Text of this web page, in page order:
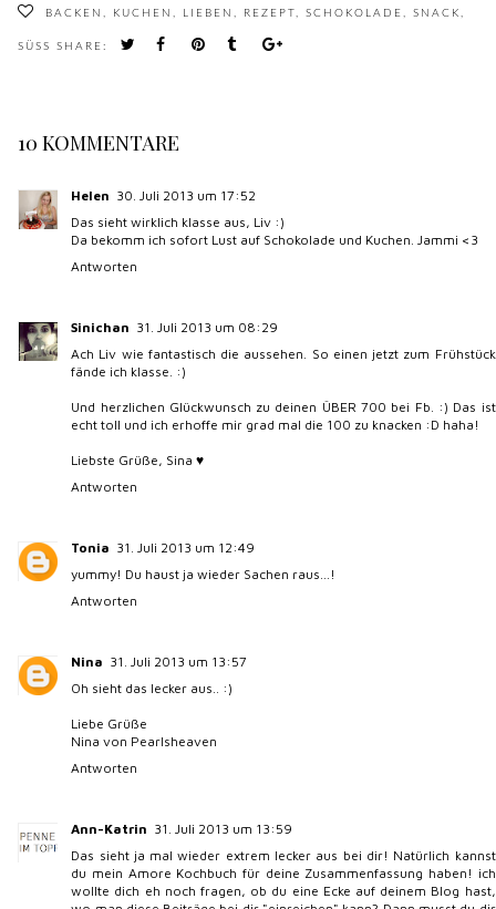
BACKEN, KUCHEN, LIEBEN, REZEPT, SCHOKOLADE, SNACK,
SÜSS SHARE:
10 KOMMENTARE
Helen 30. Juli 2013 um 17:52
Das sieht wirklich klasse aus, Liv :)
Da bekomm ich sofort Lust auf Schokolade und Kuchen. Jammi <3
Antworten
Sinichan 31. Juli 2013 um 08:29
Ach Liv wie fantastisch die aussehen. So einen jetzt zum Frühstück
fände ich klasse. :)
Und herzlichen Glückwunsch zu deinen ÜBER 700 bei Fb. :) Das ist
echt toll und ich erhoffe mir grad mal die 100 zu knacken :D haha!
Liebste Grüße, Sina ♥
Antworten
Tonia 31. Juli 2013 um 12:49
yummy! Du haust ja wieder Sachen raus...!
Antworten
Nina 31. Juli 2013 um 13:57
Oh sieht das lecker aus.. :)
Liebe Grüße
Nina von Pearlsheaven
Antworten
Ann-Katrin 31. Juli 2013 um 13:59
Das sieht ja mal wieder extrem lecker aus bei dir! Natürlich kannst
du mein Amore Kochbuch für deine Zusammenfassung haben! ich
wollte dich eh noch fragen, ob du eine Ecke auf deinem Blog hast,